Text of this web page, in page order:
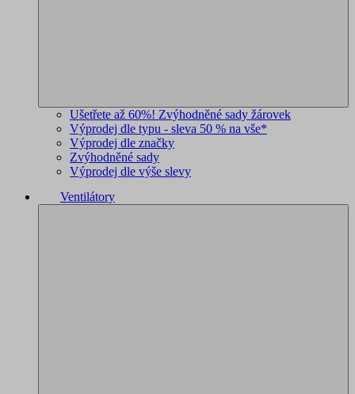
Ušetřete až 60%! Zvýhodněné sady žárovek
Výprodej dle typu - sleva 50 % na vše*
Výprodej dle značky
Zvýhodněné sady
Výprodej dle výše slevy
Ventilátory